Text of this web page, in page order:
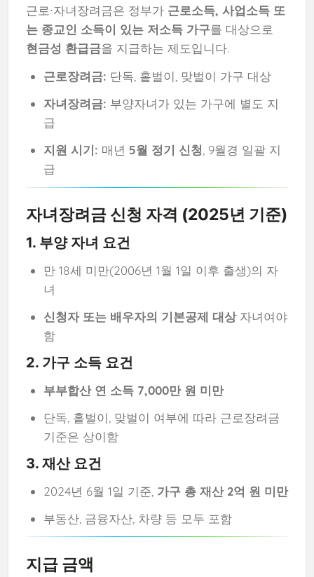
근로∙자녀장려금은 정부가 근로소득, 사업소득 또
는 종교인 소득이 있는 저소득 가구를 대상으로
현금성 환급금을 지급하는 제도입니다.
근로장려금: 단독, 홑벌이, 맞벌이 가구 대상
자녀장려금: 부양자녀가 있는 가구에 별도 지
급
지원 시기: 매년 5월 정기 신청, 9월경 일괄 지
급
자녀장려금 신청 자격 (2025년 기준)
1. 부양 자녀 요건
만 18세 미만(2006년 1월 1일 이후 출생)의 자
녀
신청자 또는 배우자의 기본공제 대상자녀여야
함
2. 가구 소득 요건
부부합산 연 소득 7,000만 원 미만
단독, 홑벌이, 맞벌이 여부에 따라 근로장려금
기준은 상이함
3. 재산 요건
2024년 6월 1일 기준, 가구 총 재산 2억 원 미만
부동산, 금융자산, 차량 등 모두 포함
지급 금액